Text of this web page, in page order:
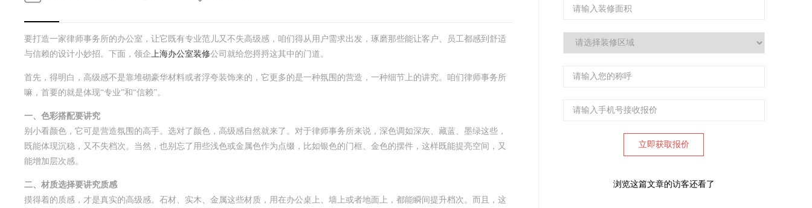
要打造一家律师事务所的办公室，让它既有专业范儿又不失高级感，咱们得从用户需求出发，琢磨那些能让客户、员工都感到舒适
与信赖的设计小妙招。下面，领企 上海办公室装修公司就给您捋捋这其中的门道。
首先，得明白，高级感不是靠堆砌豪华材料或者浮夸装饰来的，它更多的是一种氛围的营造，一种细节上的讲究。咱们律师事务所
嘛，首要的就是体现“专业”和“信赖”。
一、色彩搭配要讲究
别小看颜色，它可是营造氛围的高手。选对了颜色，高级感自然就来了。对于律师事务所来说，深色调如深灰、藏蓝、墨绿这些，
既能体现沉稳，又不失档次。当然，也别忘了用些浅色或金属色作为点缀，比如银色的门框、金色的摆件，这样既能提亮空间，又
能增加层次感。
二、材质选择要讲究质感
摸得着的质感，才是真实的高级感。石材、实木、金属这些材质，用在办公桌上、墙上或者地面上，都能瞬间提升档次。而且，这
浏览这篇文章的访客还看了